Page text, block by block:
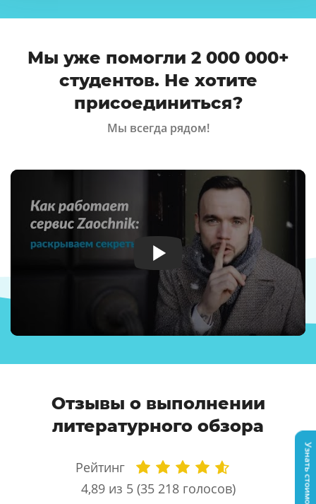
Мы уже помогли 2 000 000+
студентов. Не хотите
присоединиться?
Мы всегда рядом!
Отзывы о выполнении
литературного обзора
Рейтинг
4,89 из 5 (35 218голосов) Узнать стоимость